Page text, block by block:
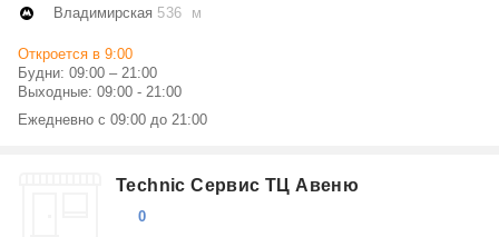
Владимирская 536 м
Откроется в 9:00
Будни: 09:00 – 21:00
Выходные: 09:00 - 21:00
Ежедневно с 09:00 до 21:00
Technic Сервис ТЦ Авеню
0